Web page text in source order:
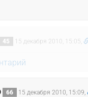
45 15 декабря 2010, 15:05,
66 15 декабря 2010, 15:09,